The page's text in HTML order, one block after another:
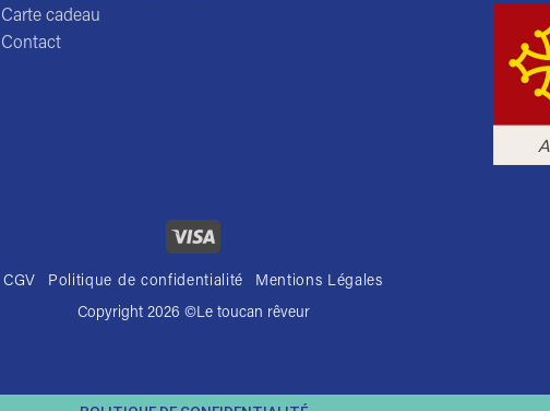
Carte cadeau
Contact
CGV Politique de confidentialité Mentions Légales
Copyright 2026 ©Le toucan rêveur